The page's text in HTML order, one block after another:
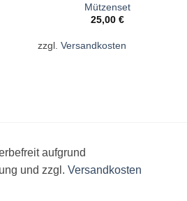
Mützenset
25,00 €
zzgl. Versandkosten
aufgrund
und zzgl. Versandkosten